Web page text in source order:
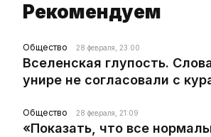
Рекомендуем
Общество 28 февраля, 23:00
Вселенская глупость.
унире не согласовали с
Общество 28 февраля, 21:09
«Показать, что все